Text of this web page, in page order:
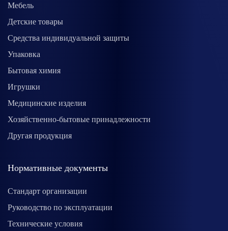
Мебель
Детские товары
Средства индивидуальной защиты
Упаковка
Бытовая химия
Игрушки
Медицинские изделия
Хозяйственно-бытовые принадлежности
Другая продукция
Нормативные документы
Стандарт организации
Руководство по эксплуатации
Технические условия